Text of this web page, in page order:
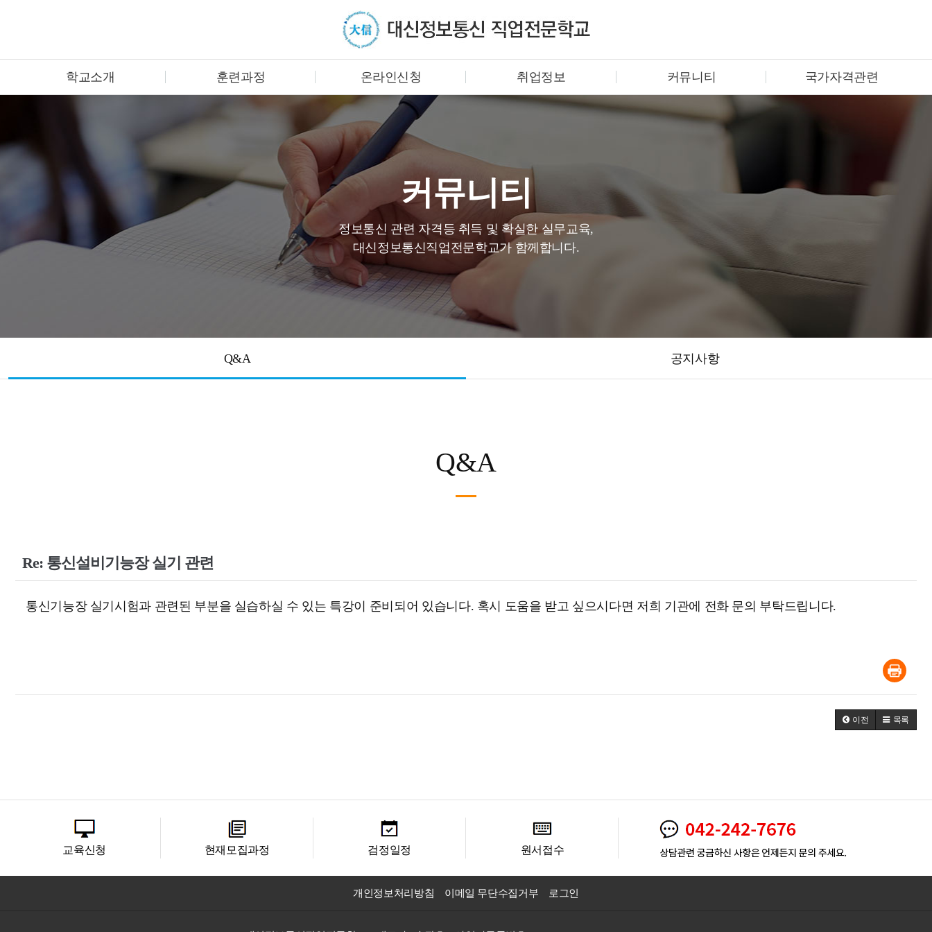
학교소개 훈련과정 온라인신청 취업정보 커뮤니티 국가자격관련
커뮤니티
정보통신 관련 자격등 취득 및 확실한 실무교육,
대신정보통신직업전문학교가 함께합니다.
Q&A 공지사항
Q&A
Re: 통신설비기능장 실기 관련
통신기능장 실기시험과 관련된 부분을 실습하실 수 있는 특강이 준비되어 있습니다. 혹시 도움을 받고 싶으시다면 저희 기관에 전화 문의 부탁드립니다.
이전 목록
교육신청 현재모집과정 검정일정 원서접수
개인정보처리방침 이메일 무단수집거부 로그인